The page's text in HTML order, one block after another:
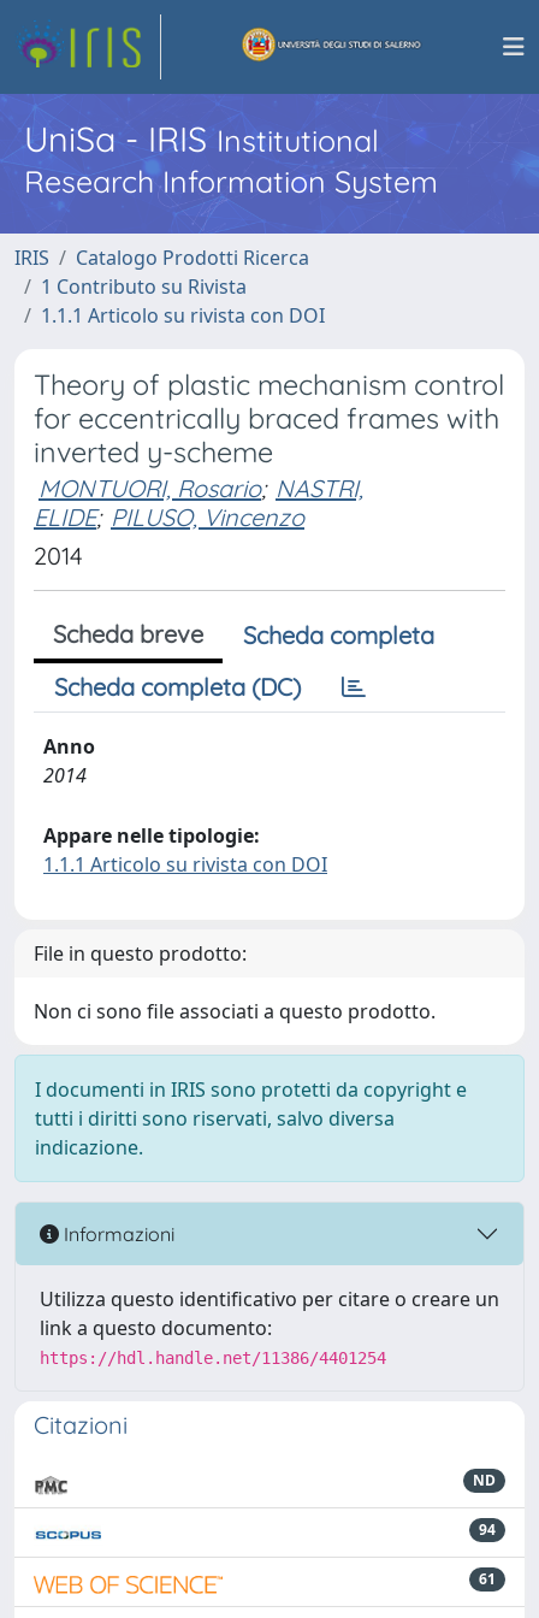
UniSa - IRISInstitutional
Research Information System
IRIS
Catalogo Prodotti Ricerca
1 Contributo su Rivista
1.1.1 Articolo su rivista con DOI
Theory of plastic mechanism control
for eccentrically braced frames with
inverted y-scheme
MONTUORI, Rosario; NASTRI,
ELIDE; PILUSO, Vincenzo
2014
Scheda breve
Scheda completa
Scheda completa (DC)
Anno
2014
Appare nelle tipologie:
1.1.1 Articolo su rivista con DOI
File in questo prodotto:
Non ci sono file associati a questo prodotto.
I documenti in IRIS sono protetti da copyright e
tutti i diritti sono riservati, salvo diversa
indicazione.
Informazioni
Utilizza questo identificativo per citare o creare un
link a questo documento:
https://hdl.handle.net/11386/4401254
Citazioni
ND
94
61